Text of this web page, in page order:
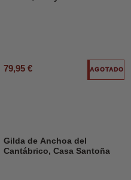
79,95 € AGOTADO
Gilda de Anchoa del
Cantábrico, Casa Santoña